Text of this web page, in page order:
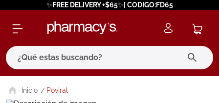
✨FREE DELIVERY +$65✨| CODIGO:FD65
¿Qué estas buscando?
Poviral
términos más buscados